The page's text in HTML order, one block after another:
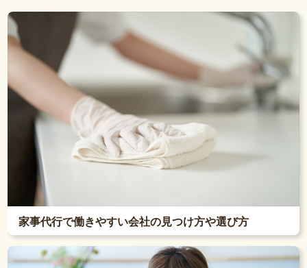
家事代行で働きやすい会社の見つけ方や選び方